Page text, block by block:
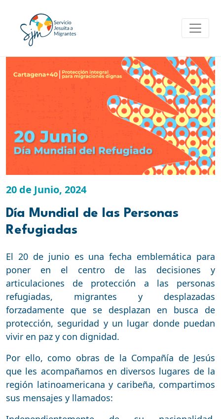
content
20 de Junio, 2024
Día Mundial de las Personas
Refugiadas
El 20 de junio es una fecha emblemática para
poner en el centro de las decisiones y
articulaciones de protección a las personas
refugiadas, migrantes y desplazadas
forzadamente que se desplazan en busca de
protección, seguridad y un lugar donde puedan
vivir en paz y con dignidad.
Por ello, como obras de la Compañía de Jesús
que les acompañamos en diversos lugares de la
región latinoamericana y caribeña, compartimos
sus mensajes y llamados: